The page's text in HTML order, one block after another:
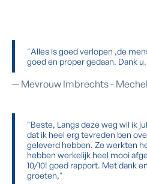
"Alles is goed verlopen ,de
goed en proper gedaan. Dank
— Mevrouw Imbrechts -
"Beste, Langs deze weg wil ik
dat ik heel erg tevreden ben
geleverd hebben. Ze werkten
hebben werkelijk heel mooi
10/10! goed rapport. Met dank
groeten,"